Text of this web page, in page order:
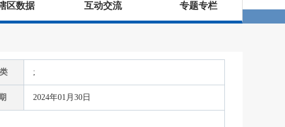
区数据 互动交流 专题专栏
;
2024年01月30日